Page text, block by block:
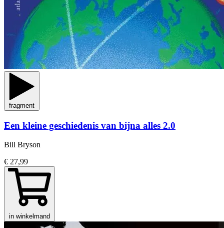
fragment
Een kleine geschiedenis van bijna alles 2.0
Bill Bryson
€ 27,99
in winkelmand